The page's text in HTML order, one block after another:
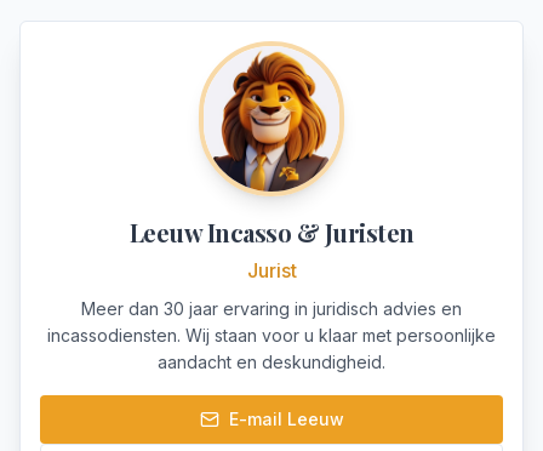
Leeuw Incasso & Juristen
Jurist
Meer dan 30 jaar ervaring in juridisch advies en
incassodiensten. Wij staan voor u klaar met persoonlijke
aandacht en deskundigheid.
E-mail Leeuw